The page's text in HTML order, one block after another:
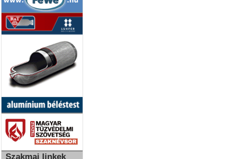
Szakmai linkek